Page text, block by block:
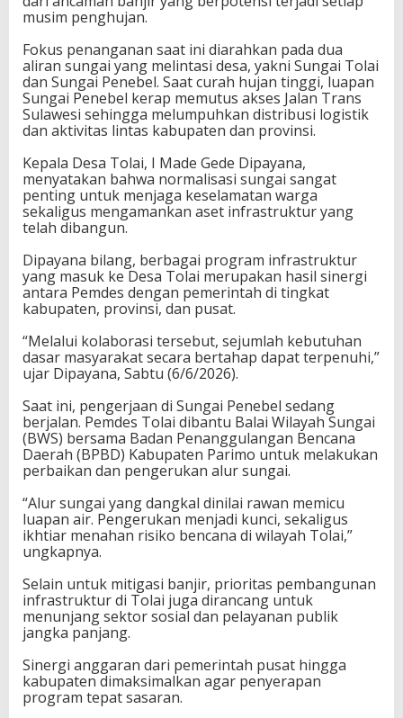
B
e
a
h
i
S
u
n
a
i
d
a
n
f
r
a
t
r
u
t
u
r
musim penghujan.
Fokus penanganan saat ini diarahkan pada dua
aliran sungai yang melintasi desa, yakni Sungai Tolai
dan Sungai Penebel. Saat curah hujan tinggi, luapan
Sungai Penebel kerap memutus akses Jalan Trans
Sulawesi sehingga melumpuhkan distribusi logistik
dan aktivitas lintas kabupaten dan provinsi.
Kepala Desa Tolai, I Made Gede Dipayana,
menyatakan bahwa normalisasi sungai sangat
penting untuk menjaga keselamatan warga
sekaligus mengamankan aset infrastruktur yang
telah dibangun.
Dipayana bilang, berbagai program infrastruktur
yang masuk ke Desa Tolai merupakan hasil sinergi
antara Pemdes dengan pemerintah di tingkat
kabupaten, provinsi, dan pusat.
“Melalui kolaborasi tersebut, sejumlah kebutuhan
dasar masyarakat secara bertahap dapat terpenuhi,”
ujar Dipayana, Sabtu (6/6/2026).
Saat ini, pengerjaan di Sungai Penebel sedang
berjalan. Pemdes Tolai dibantu Balai Wilayah Sungai
(BWS) bersama Badan Penanggulangan Bencana
Daerah (BPBD) Kabupaten Parimo untuk melakukan
perbaikan dan pengerukan alur sungai.
“Alur sungai yang dangkal dinilai rawan memicu
luapan air. Pengerukan menjadi kunci, sekaligus
ikhtiar menahan risiko bencana di wilayah Tolai,”
ungkapnya.
Selain untuk mitigasi banjir, prioritas pembangunan
infrastruktur di Tolai juga dirancang untuk
menunjang sektor sosial dan pelayanan publik
jangka panjang.
Sinergi anggaran dari pemerintah pusat hingga
kabupaten dimaksimalkan agar penyerapan
program tepat sasaran.